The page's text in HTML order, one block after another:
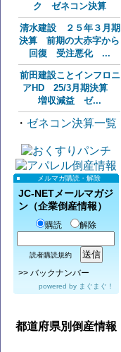
ク ゼネコン決算
清水建設 ２５年３月期
決算 前期の大赤字から
回復 受注悪化 ...
前田建設ことインフロニ
アHD 25/3月期決算
増収減益 ゼ...
・ ゼネコン決算一覧
メルマガ購読・解除
JC-NETメールマガジ
ン（企業倒産情報）
購読 解除
読者購読規約
>> バックナンバー
powered by まぐまぐ！
都道府県別倒産情報